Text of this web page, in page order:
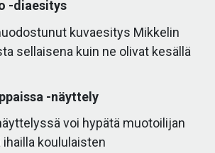
-diaesitys
kuvaesitys Mikkelin
sellaisena kuin ne olivat kesällä
-näyttely
voi hypätä muotoilijan
koululaisten